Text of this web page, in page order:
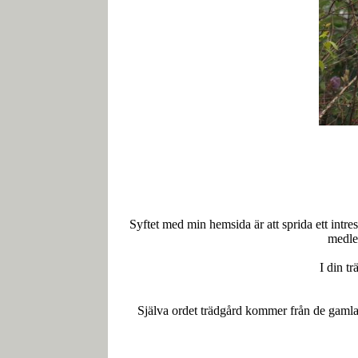
Syftet med min hemsida är att sprida ett
I din
Själva ordet trädgård kommer från de